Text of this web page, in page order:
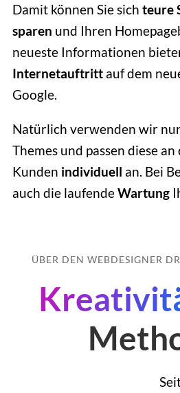
Damit können Sie sich teure
sparen und Ihren
neueste Informationen
Internetauftritt auf dem
Google.
Natürlich verwenden wir
Themes und passen diese
Kunden individuell an. Bei
auch die laufendeWartung
ÜBER DEN WEBDESIGNER